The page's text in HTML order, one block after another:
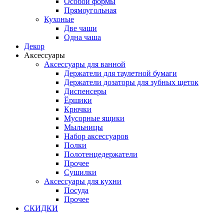
Прямоугольная
Кухоные
Две чаши
Одна чаша
Декор
Аксессуары
Аксессуары для ванной
Держатели для таулетной бумаги
Держатели дозаторы для зубных щеток
Диспенсеры
Ёршики
Крючки
Мусорные ящики
Мыльницы
Набор аксессуаров
Полки
Полотенцедержатели
Прочее
Сушилки
Аксессуары для кухни
Посуда
Прочее
СКИДКИ